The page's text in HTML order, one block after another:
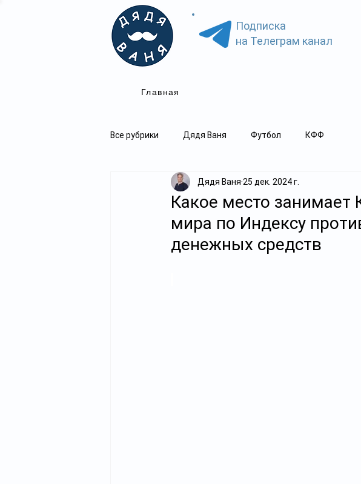
Подписка
на Телеграм канал
Главная
Все рубрики Дядя Ваня Футбол КФФ
Какое место занимает
мира по Индексу
денежных средств
Дядя Ваня 25 дек. 2024 г.